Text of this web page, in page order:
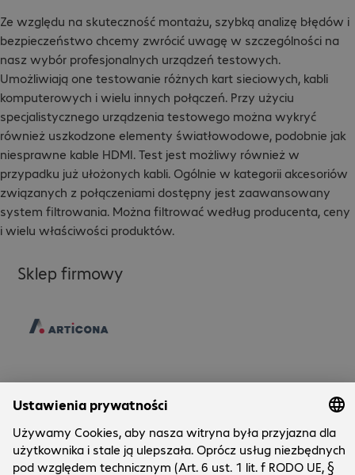
Ze względu na skuteczność montażu, szybką analizę błędów i
bezpieczeństwo chcemy zwrócić uwagę w szczególności na
nasz wybór profesjonalnych urządzeń testowych.
Umożliwiają one testowanie różnych kart sieciowych, kabli
komputerowych i wielu innych połączeń. Przy użyciu
specjalistycznego urządzenia testowego można wykryć
również uszkodzone elementy światłowodowe, podobnie jak
niesprawne kable HDMI. Test jest możliwy również w
przypadku już ułożonych kabli. Ogólnie w kategorii akcesoriów
związanych z połączeniami dostępny jest zaawansowany
system filtrowania. Można filtrować według producenta, ceny
i wielu właściwości produktów.
Sklep firmowy
Bechtle direct